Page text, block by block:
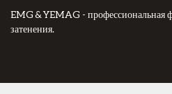
EMG & YEMAG - профессиональная
затенения.